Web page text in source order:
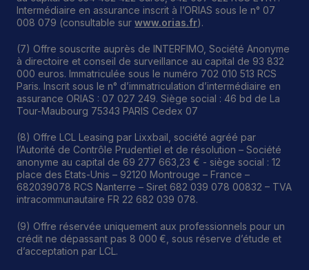
Intermédiaire en assurance inscrit à l’ORIAS sous le n° 07
008 079 (consultable surwww.orias.fr).
(7) Offre souscrite auprès de INTERFIMO, Société Anonyme
à directoire et conseil de surveillance au capital de 93 832
000 euros. Immatriculée sous le numéro 702 010 513 RCS
Paris. Inscrit sous le n° d’immatriculation d’intermédiaire en
assurance ORIAS : 07 027 249. Siège social : 46 bd de La
Tour-Maubourg 75343 PARIS Cedex 07
(8) Offre LCL Leasing par Lixxbail, société agréé par
l’Autorité de Contrôle Prudentiel et de résolution – Société
anonyme au capital de 69 277 663,23 € - siège social : 12
place des Etats-Unis – 92120 Montrouge – France –
682039078 RCS Nanterre – Siret 682 039 078 00832 – TVA
intracommunautaire FR 22 682 039 078.
(9) Offre réservée uniquement aux professionnels pour un
crédit ne dépassant pas 8 000 €, sous réserve d’étude et
d’acceptation par LCL.